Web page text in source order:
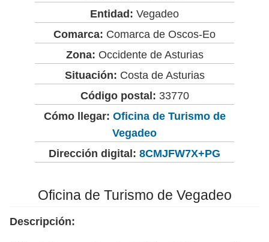
Entidad: Vegadeo
Comarca: Comarca de Oscos-Eo
Zona: Occidente de Asturias
Situación: Costa de Asturias
Código postal: 33770
Cómo llegar: Oficina de Turismo de
Vegadeo
Dirección digital: 8CMJFW7X+PG
Oficina de Turismo de Vegadeo
Descripción: